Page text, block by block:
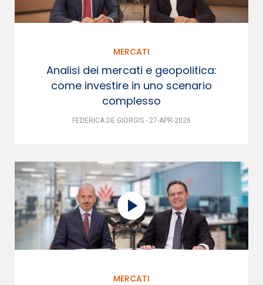
MERCATI
Analisi dei mercati e geopolitica:
come investire in uno scenario
complesso
FEDERICA DE GIORGIS - 27-APR-2026
MERCATI